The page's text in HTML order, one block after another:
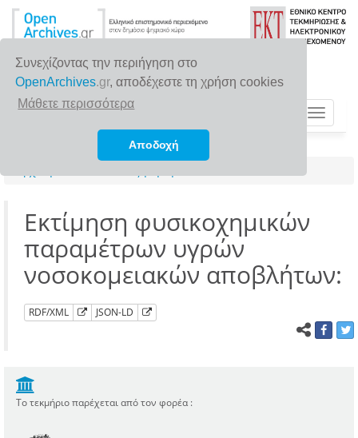
Συνεχίζοντας την περιήγηση στο
OpenArchives.gr, αποδέχεστε τη χρήση cookies
Μάθετε περισσότερα
Αποδοχή
Toggle
Εκτίμηση φυσικοχημικών
παραμέτρων υγρών
νοσοκομειακών αποβλήτων:
RDF/XML JSON-LD
Το τεκμήριο παρέχεται από τον φορέα :